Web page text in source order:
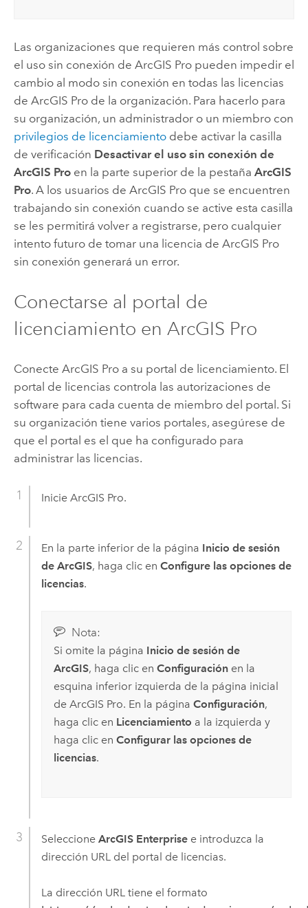
Las organizaciones que requieren más control sobre
el uso sin conexión de ArcGIS Propueden impedir el
cambio al modo sin conexión en todas las licencias
de ArcGIS Prode la organización. Para hacerlo para
su organización, un administrador o un miembro con
privilegios de licenciamientodebe activar la casilla
de verificación Desactivar el uso sin conexión de
ArcGIS Proen la parte superior de la pestaña ArcGIS
Pro. A los usuarios de ArcGIS Proque se encuentren
trabajando sin conexión cuando se active esta casilla
se les permitirá volver a registrarse, pero cualquier
intento futuro de tomar una licencia de ArcGIS Pro
sin conexión generará un error.
Conectarse al portal de
licenciamiento en ArcGIS Pro
Conecte ArcGIS Proa su portal de licenciamiento. El
portal de licencias controla las autorizaciones de
software para cada cuenta de miembro del portal. Si
su organización tiene varios portales, asegúrese de
que el portal es el que ha configurado para
administrar las licencias.
Inicie ArcGIS Pro.
En la parte inferior de la página Inicio de sesión
de ArcGIS, haga clic en Configure las opciones de
licencias.
Nota:
Si omite la página Inicio de sesión de
ArcGIS, haga clic en Configuraciónen la
esquina inferior izquierda de la página inicial
de ArcGIS Pro. En la página Configuración,
haga clic en Licenciamiento a la izquierda y
haga clic en Configurar las opciones de
licencias.
Seleccione ArcGIS Enterprisee introduzca la
dirección URL del portal de licencias.
La dirección URL tiene el formato